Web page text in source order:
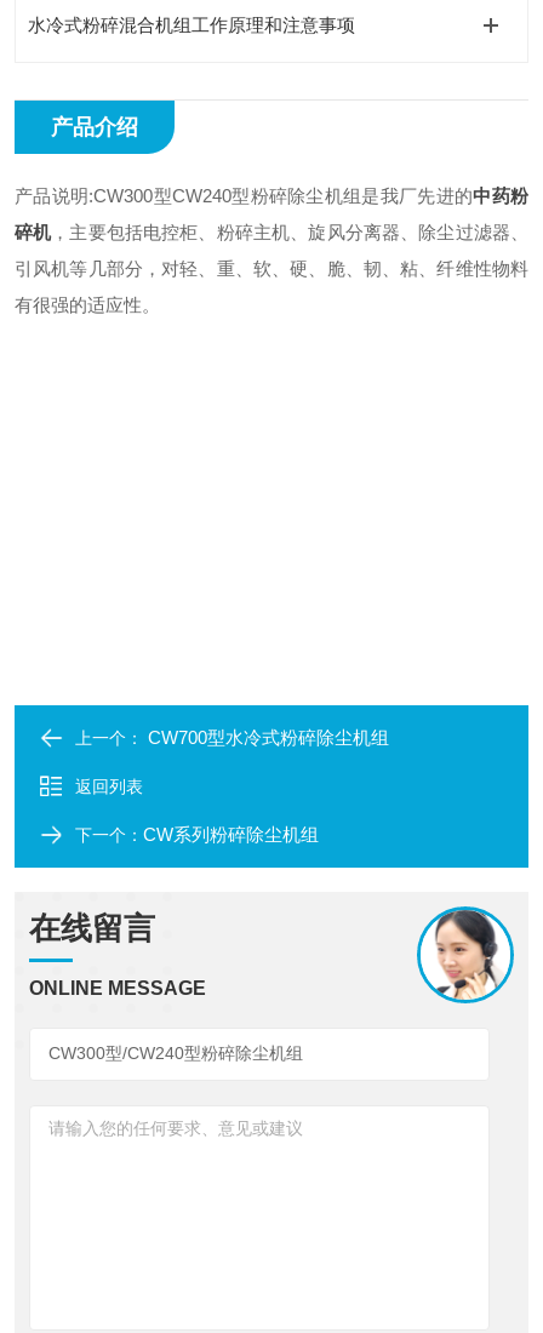
水冷式粉碎混合机组工作原理和注意事项
产品介绍
产品说明:CW300型CW240型粉碎除尘机组是我厂先进的中药粉
碎机，主要包括电控柜、粉碎主机、旋风分离器、除尘过滤器、
引风机等几部分，对轻、重、软、硬、脆、韧、粘、纤维性物料
有很强的适应性。
上一个： CW700型水冷式粉碎除尘机组
返回列表
下一个： CW系列粉碎除尘机组
在线留言
ONLINE MESSAGE